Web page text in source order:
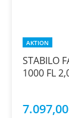
AKTION
STABILO
1000 FL